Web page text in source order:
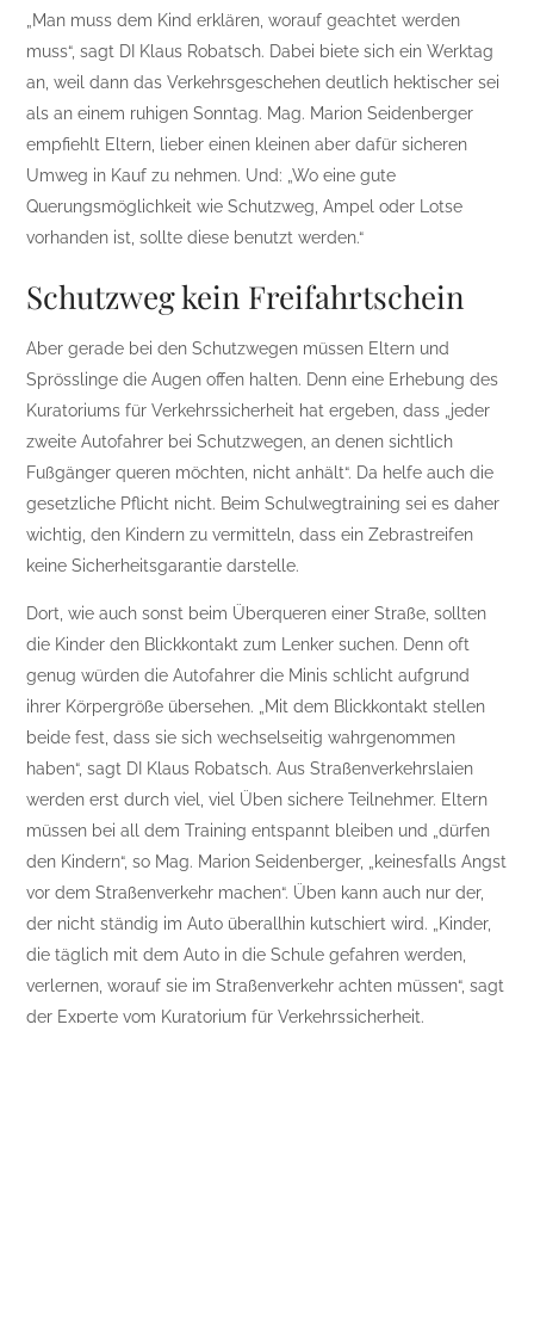
„Man muss dem Kind erklären, worauf geachtet werden
muss“, sagt DI Klaus Robatsch. Dabei biete sich ein Werktag
an, weil dann das Verkehrsgeschehen deutlich hektischer sei
als an einem ruhigen Sonntag. Mag. Marion Seidenberger
empfiehlt Eltern, lieber einen kleinen aber dafür sicheren
Umweg in Kauf zu nehmen. Und: „Wo eine gute
Querungsmöglichkeit wie Schutzweg, Ampel oder Lotse
vorhanden ist, sollte diese benutzt werden.“
Schutzweg kein Freifahrtschein
Aber gerade bei den Schutzwegen müssen Eltern und
Sprösslinge die Augen offen halten. Denn eine Erhebung des
Kuratoriums für Verkehrssicherheit hat ergeben, dass „jeder
zweite Autofahrer bei Schutzwegen, an denen sichtlich
Fußgänger queren möchten, nicht anhält“. Da helfe auch die
gesetzliche Pflicht nicht. Beim Schulwegtraining sei es daher
wichtig, den Kindern zu vermitteln, dass ein Zebrastreifen
keine Sicherheitsgarantie darstelle.
Dort, wie auch sonst beim Überqueren einer Straße, sollten
die Kinder den Blickkontakt zum Lenker suchen. Denn oft
genug würden die Autofahrer die Minis schlicht aufgrund
ihrer Körpergröße übersehen. „Mit dem Blickkontakt stellen
beide fest, dass sie sich wechselseitig wahrgenommen
haben“, sagt DI Klaus Robatsch. Aus Straßenverkehrslaien
werden erst durch viel, viel Üben sichere Teilnehmer. Eltern
müssen bei all dem Training entspannt bleiben und „dürfen
den Kindern“, so Mag. Marion Seidenberger, „keinesfalls Angst
vor dem Straßenverkehr machen“. Üben kann auch nur der,
der nicht ständig im Auto überallhin kutschiert wird. „Kinder,
die täglich mit dem Auto in die Schule gefahren werden,
verlernen, worauf sie im Straßenverkehr achten müssen“, sagt
der Experte vom Kuratorium für Verkehrssicherheit.